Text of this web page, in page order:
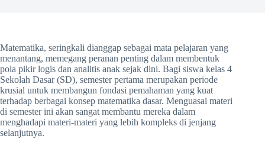
Matematika, seringkali dianggap sebagai mata pelajaran yang
menantang, memegang peranan penting dalam membentuk
pola pikir logis dan analitis anak sejak dini. Bagi siswa kelas 4
Sekolah Dasar (SD), semester pertama merupakan periode
krusial untuk membangun fondasi pemahaman yang kuat
terhadap berbagai konsep matematika dasar. Menguasai materi
di semester ini akan sangat membantu mereka dalam
menghadapi materi-materi yang lebih kompleks di jenjang
selanjutnya.